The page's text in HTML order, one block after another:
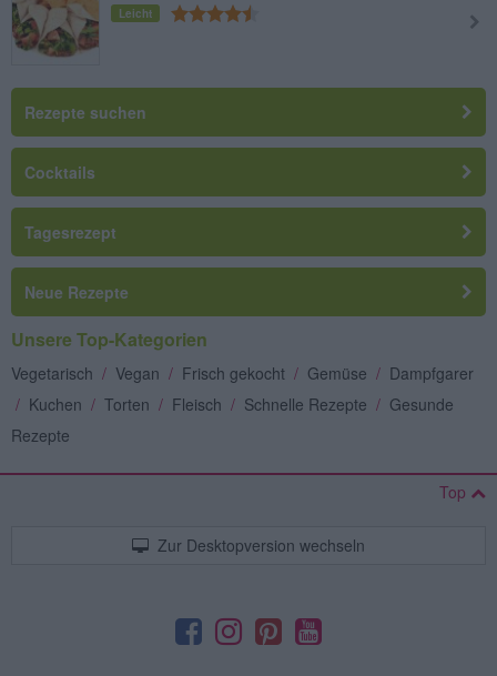
Leicht
Rezepte suchen
Cocktails
Tagesrezept
Neue Rezepte
Unsere Top-Kategorien
Vegetarisch / Vegan / Frisch gekocht / Gemüse / Dampfgarer
/ Kuchen / Torten / Fleisch / Schnelle Rezepte / Gesunde
Rezepte
Top
Zur Desktopversion wechseln